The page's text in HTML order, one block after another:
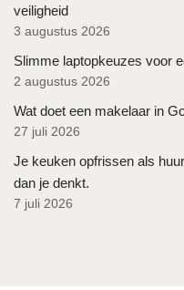
veiligheid
3 augustus 2026
Slimme laptopkeuzes voor
2 augustus 2026
Wat doet een makelaar in
27 juli 2026
Je keuken opfrissen als
dan je denkt.
7 juli 2026